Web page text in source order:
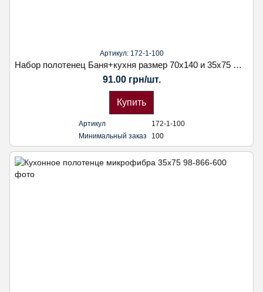
Артикул: 172-1-100
Набор полотенец Баня+кухня размер 70х140 и 35х75 фибра
91.00 грн/шт.
Купить
Артикул
172-1-100
Минимальный заказ
100